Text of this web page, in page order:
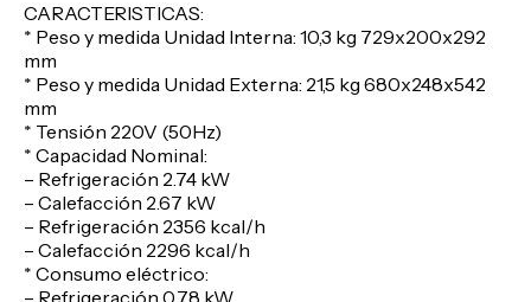
CARACTERISTICAS:
* Peso y medida Unidad Interna: 10,3 kg 729x200x292
mm
* Peso y medida Unidad Externa: 21,5 kg 680x248x542
mm
* Tensión 220V (50Hz)
* Capacidad Nominal:
– Refrigeración 2.74 kW
– Calefacción 2.67 kW
– Refrigeración 2356 kcal/h
– Calefacción 2296 kcal/h
* Consumo eléctrico: